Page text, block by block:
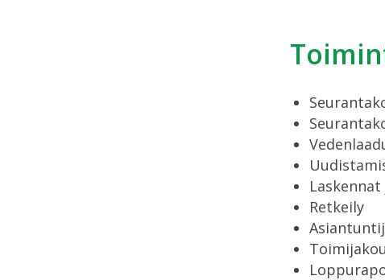
Retkeily